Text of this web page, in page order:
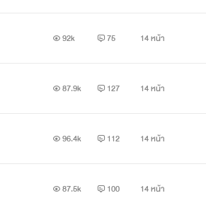
92k 75 14 หน้า
87.9k 127 14 หน้า
96.4k 112 14 หน้า
87.5k 100 14 หน้า